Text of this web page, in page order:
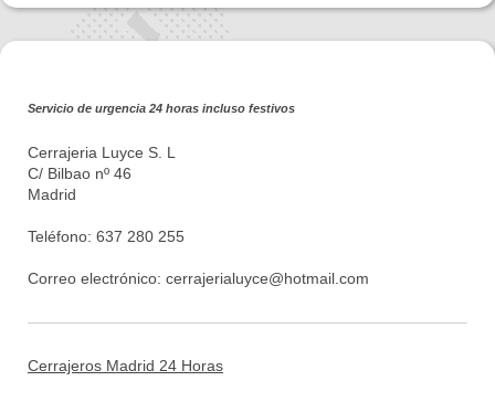
Servicio de urgencia 24 horas incluso festivos
Cerrajeria Luyce S. L
C/ Bilbao nº 46
Madrid
Teléfono: 637 280 255
Correo electrónico: cerrajerialuyce@hotmail.com
Cerrajeros Madrid 24 Horas